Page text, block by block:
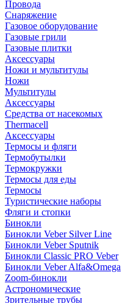
Провода
Снаряжение
Газовое оборудование
Газовые грили
Газовые плитки
Аксессуары
Ножи и мультитулы
Ножи
Мультитулы
Аксессуары
Средства от насекомых
Thermacell
Аксессуары
Термосы и фляги
Термобутылки
Термокружки
Термосы для еды
Термосы
Туристические наборы
Фляги и стопки
Бинокли
Бинокли Veber Silver Line
Бинокли Veber Sputnik
Бинокли Classic PRO Veber
Бинокли Veber Alfa&Omega
Zoom-бинокли
Астрономические
Зрительные трубы